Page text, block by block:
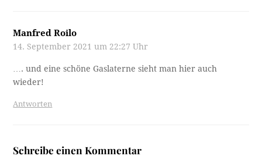
Manfred Roilo
14. September 2021 um 22:27 Uhr
…. und eine schöne Gaslaterne sieht man hier auch
wieder!
Antworten
Schreibe einen Kommentar